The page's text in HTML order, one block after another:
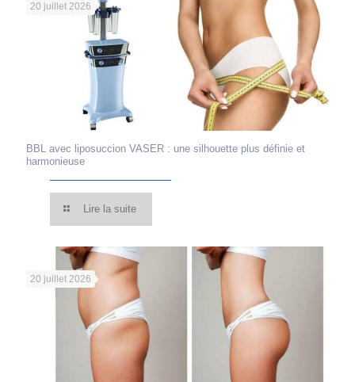
20 juillet 2026
BBL avec liposuccion VASER : une silhouette plus définie et
harmonieuse
Lire la suite
20 juillet 2026